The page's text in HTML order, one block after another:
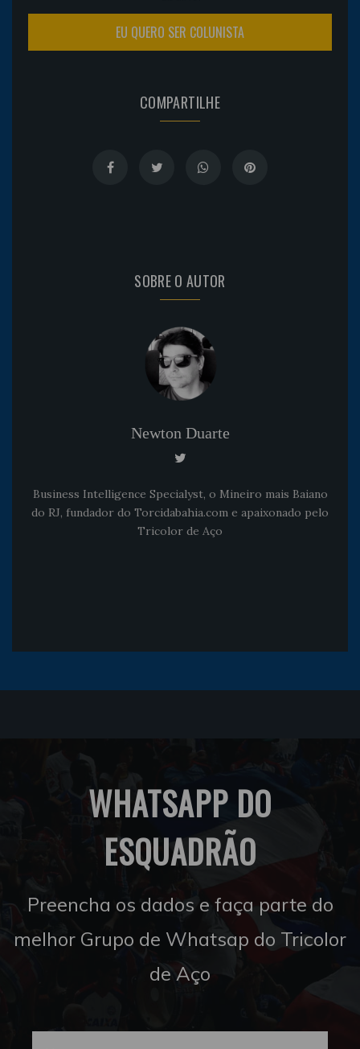
EU QUERO SER COLUNISTA
COMPARTILHE
SOBRE O AUTOR
Newton Duarte
Business Intelligence Specialyst, o Mineiro mais Baiano
do RJ, fundador do Torcidabahia.com e apaixonado pelo
Tricolor de Aço
WHATSAPP DO
ESQUADRÃO
Preencha os dados e faça parte do
melhor Grupo de Whatsap do Tricolor
de Aço